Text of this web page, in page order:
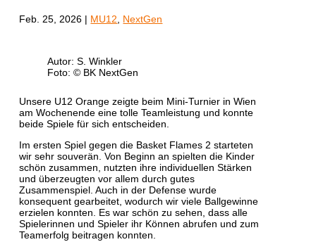
Feb. 25, 2026 | MU12 NextGen
Autor: S. Winkler
Foto: © BK NextGen
​Unsere U12 Orange zeigte beim Mini-Turnier in Wien
am Wochenende eine tolle Teamleistung und konnte
beide Spiele für sich entscheiden.
Im ersten Spiel gegen die Basket Flames 2 starteten
wir sehr souverän. Von Beginn an spielten die Kinder
schön zusammen, nutzten ihre individuellen Stärken
und überzeugten vor allem durch gutes
Zusammenspiel. Auch in der Defense wurde
konsequent gearbeitet, wodurch wir viele Ballgewinne
erzielen konnten. Es war schön zu sehen, dass alle
Spielerinnen und Spieler ihr Können abrufen und zum
Teamerfolg beitragen konnten.